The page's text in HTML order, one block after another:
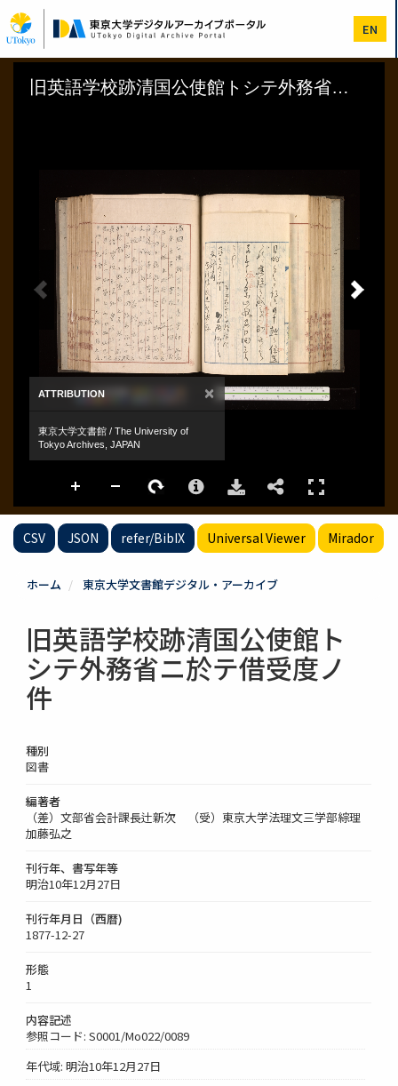
イ
ン
コ
EN
CSV JSON refer/BibIX Universal Viewer Mirador
ホーム 東京大学文書館デジタル・アーカイブ
旧英語学校跡清国公使館ト
シテ外務省ニ於テ借受度ノ
件
種別
図書
編著者
（差）文部省会計課長辻新次 （受）東京大学法理文三学部綜理
加藤弘之
刊行年、書写年等
明治10年12月27日
刊行年月日（西暦)
1877-12-27
形態
1
内容記述
参照コード: S0001/Mo022/0089
年代域: 明治10年12月27日